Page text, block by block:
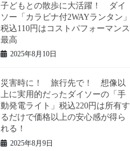
子どもとの散歩に大活躍！ ダイ
ソー「カラビナ付2WAYランタン」
税込110円はコストパフォーマンス
最高
2025年8月10日
災害時に！ 旅行先で！ 想像以
上に実用的だったダイソーの「手
動発電ライト」税込220円は所有す
るだけで価格以上の安心感が得ら
れる！
2025年8月9日